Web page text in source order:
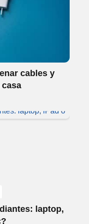
cables y
laptop,